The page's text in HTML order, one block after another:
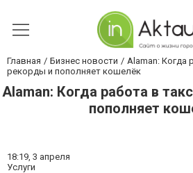
Главная Бизнес новости
Alaman: Когда
рекорды и пополняет кошелёк
Alaman: Когда работа в
пополняет
18:19, 3 апреля
Услуги